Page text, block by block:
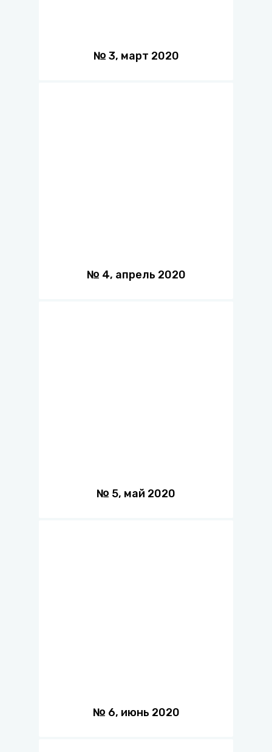
№ 3, март 2020
№ 4, апрель 2020
№ 5, май 2020
№ 6, июнь 2020